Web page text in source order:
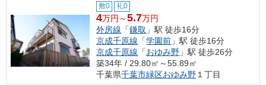
敷0 礼0
4万円～5.7万円
外房線 「鎌取 」駅 徒歩16分
京成千原線 「学園前 」駅 徒歩16分
京成千原線 「おゆみ野 」駅 徒歩26分
築34年 / 29.80㎡～55.89㎡
千葉県千葉市緑区おゆみ野 １丁目